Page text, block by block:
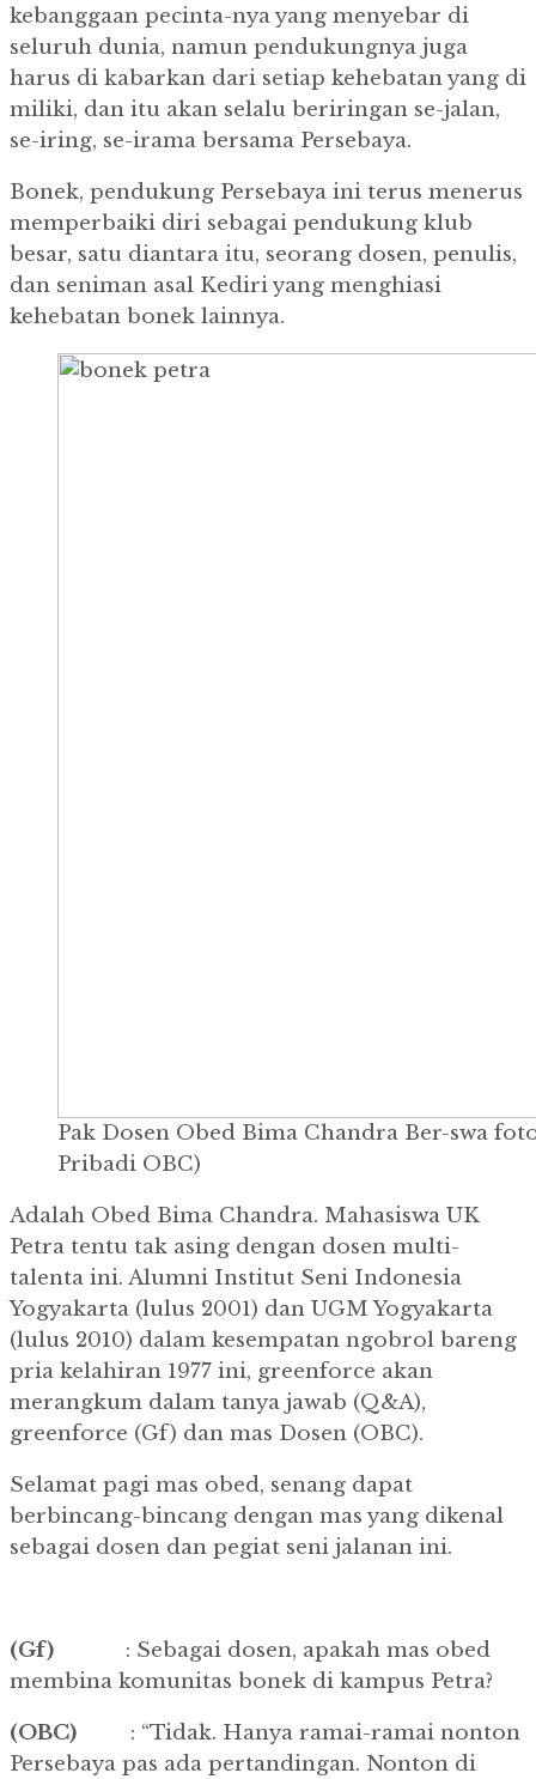
kebanggaan pecinta-nya yang menyebar di
seluruh dunia, namun pendukungnya juga
harus di kabarkan dari setiap kehebatan yang di
miliki, dan itu akan selalu beriringan se-jalan,
se-iring, se-irama bersama Persebaya.
Bonek, pendukung Persebaya ini terus menerus
memperbaiki diri sebagai pendukung klub
besar, satu diantara itu, seorang dosen, penulis,
dan seniman asal Kediri yang menghiasi
kehebatan bonek lainnya.
Pak Dosen Obed Bima Chandra Ber-swa
Pribadi OBC)
Adalah Obed Bima Chandra. Mahasiswa UK
Petra tentu tak asing dengan dosen multi-
talenta ini. Alumni Institut Seni Indonesia
Yogyakarta (lulus 2001) dan UGM Yogyakarta
(lulus 2010) dalam kesempatan ngobrol bareng
pria kelahiran 1977 ini, greenforce akan
merangkum dalam tanya jawab (Q&A),
greenforce (Gf) dan mas Dosen (OBC).
Selamat pagi mas obed, senang dapat
berbincang-bincang dengan mas yang dikenal
sebagai dosen dan pegiat seni jalanan ini.
(Gf) : Sebagai dosen, apakah mas obed
membina komunitas bonek di kampus Petra?
(OBC) : “Tidak. Hanya ramai-ramai nonton
Persebaya pas ada pertandingan. Nonton di